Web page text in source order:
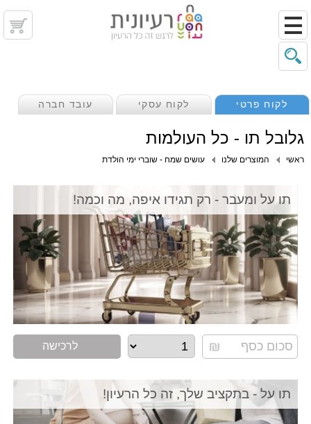
לקוח פרטי לקוח עסקי עובד חברה
גלובל תו - כל העולמות
ראשי המוצרים שלנו עושים שמח - שוברי ימי הולדת
תו על ומעבר - רק תגידו איפה, מה וכמה!
לרכישה
תו על - בתקציב שלך, זה כל הרעיון!